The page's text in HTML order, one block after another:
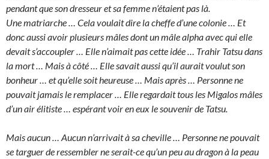
pendant que son dresseur et sa femme n’étaient pas là.
Une matriarche … Cela voulait dire la cheffe d’une colonie … Et
donc aussi avoir plusieurs mâles dont un mâle alpha avec qui elle
devait s’accoupler … Elle n’aimait pas cette idée … Trahir Tatsu dans
la mort … Mais à côté … Elle savait aussi qu’il aurait voulut son
bonheur … et qu’elle soit heureuse … Mais après … Personne ne
pouvait jamais le remplacer … Elle regardait tous les Migalos mâles
d’un air élitiste … espérant voir en eux le souvenir de Tatsu.
Mais aucun … Aucun n’arrivait à sa cheville … Personne ne pouvait
se targuer de ressembler ne serait-ce qu’un peu au dragon à la peau